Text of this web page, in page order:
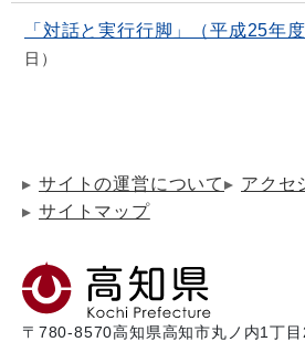
「対話と実行行脚」（平成25年度
日
サイトの運営について
アクセ
サイトマップ
〒780-8570高知県高知市丸ノ内1丁